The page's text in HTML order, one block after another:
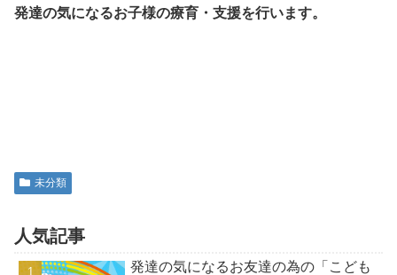
発達の気になるお子様の療育・支援を行います。
未分類
人気記事
発達の気になるお友達の為の「こども